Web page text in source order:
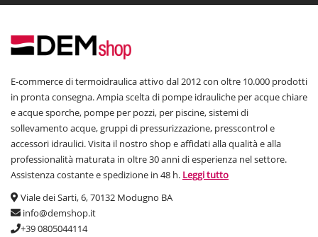
E-commerce di termoidraulica attivo dal 2012 con oltre 10.000 prodotti
in pronta consegna. Ampia scelta di pompe idrauliche per acque chiare
e acque sporche, pompe per pozzi, per piscine, sistemi di
sollevamento acque, gruppi di pressurizzazione, presscontrol e
accessori idraulici. Visita il nostro shop e affidati alla qualità e alla
professionalità maturata in oltre 30 anni di esperienza nel settore.
Assistenza costante e spedizione in 48 h. Leggi tutto
Viale dei Sarti, 6, 70132 Modugno BA
info@demshop.it
+39 0805044114